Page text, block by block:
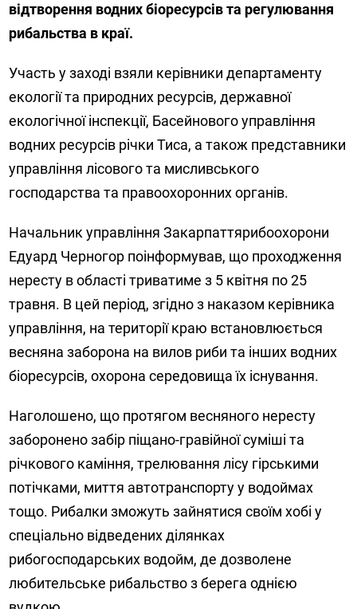
відтворення водних біоресурсів та регулювання
рибальства в краї.
Участь у заході взяли керівники департаменту
екології та природних ресурсів, державної
екологічної інспекції, Басейнового управління
водних ресурсів річки Тиса, а також представники
управління лісового та мисливського
господарства та правоохоронних органів.
Начальник управління Закарпаттярибоохорони
Едуард Черногор поінформував, що проходження
нересту в області триватиме з 5 квітня по 25
травня. В цей період, згідно з наказом керівника
управління, на території краю встановлюється
весняна заборона на вилов риби та інших водних
біоресурсів, охорона середовища їх існування.
Наголошено, що протягом весняного нересту
заборонено забір піщано-гравійної суміші та
річкового каміння, трелювання лісу гірськими
потічками, миття автотранспорту у водоймах
тощо. Рибалки зможуть зайнятися своїм хобі у
спеціально відведених ділянках
рибогосподарських водойм, де дозволене
любительське рибальство з берега однією